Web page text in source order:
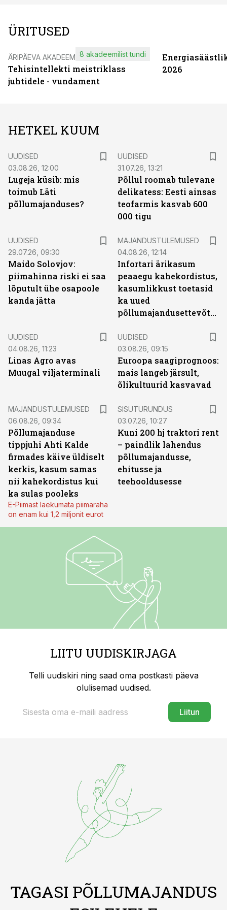
ÜRITUSED
ÄRIPÄEVA AKADEEMIA
Tehisintellekti meistriklass
juhtidele - vundament
8 akadeemilist tundi
2026
HETKEL KUUM
UUDISED
03.08.26, 12:00
Lugeja küsib: mis
toimub Läti
põllumajanduses?
UUDISED
31.07.26, 13:21
Põllul roomab tulevane
delikatess: Eesti ainsas
teofarmis kasvab 600
000 tigu
UUDISED
29.07.26, 09:30
Maido Solovjov:
piimahinna riski ei saa
lõputult ühe osapoole
kanda jätta
MAJANDUSTULEMUSED
04.08.26, 12:14
Infortari ärikasum
peaaegu kahekordistus,
kasumlikkust toetasid
ka uued
põllumajandusettevõtted
UUDISED
04.08.26, 11:23
Linas Agro avas
Muugal viljaterminali
UUDISED
03.08.26, 09:15
Euroopa saagiprognoos:
mais langeb järsult,
õlikultuurid kasvavad
MAJANDUSTULEMUSED
06.08.26, 09:34
Põllumajanduse
tippjuhi Ahti Kalde
firmades käive üldiselt
kerkis, kasum samas
nii kahekordistus kui
ka sulas pooleks
E-Piimast laekumata piimaraha
on enam kui 1,2 miljonit eurot
SISUTURUNDUS
03.07.26, 10:27
Kuni 200 hj traktori rent
– paindlik lahendus
põllumajandusse,
ehitusse ja
teehooldusesse
LIITU UUDISKIRJAGA
Telli uudiskiri ning saad oma postkasti päeva
olulisemad uudised.
Liitun
TAGASI PÕLLUMAJANDUS